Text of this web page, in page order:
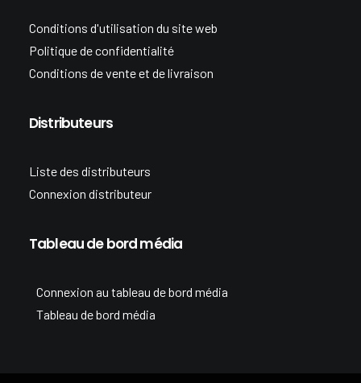
Conditions d'utilisation du site web
Politique de confidentialité
Conditions de vente et de livraison
Distributeurs
Liste des distributeurs
Connexion distributeur
Tableau de bord média
Connexion au tableau de bord média
Tableau de bord média